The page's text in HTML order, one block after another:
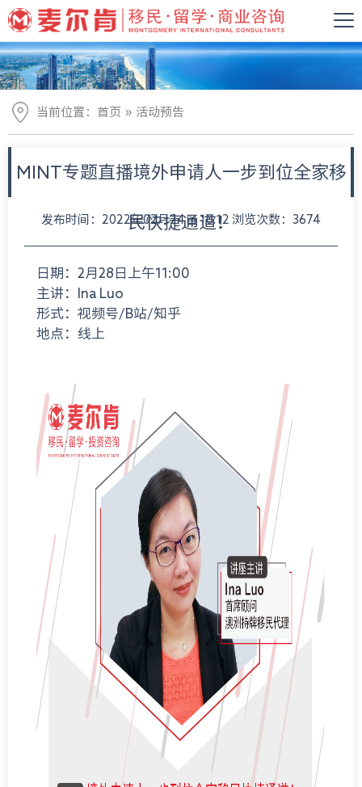
当前位置： 首页 » 活动预告
MINT专题直播境外申请人一步到位全家移
民快捷通道！
发布时间：2022年02月24日 10:12 浏览次数：3674
日期：2月28日上午11:00
主讲：Ina Luo
形式：视频号/B站/知乎
地点：线上